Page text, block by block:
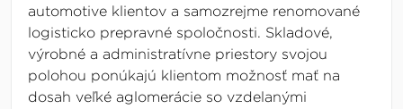
automotive klientov a samozrejme renomované
logisticko prepravné spoločnosti. Skladové,
výrobné a administratívne priestory svojou
polohou ponúkajú klientom možnosť mať na
dosah veľké aglomerácie so vzdelanými